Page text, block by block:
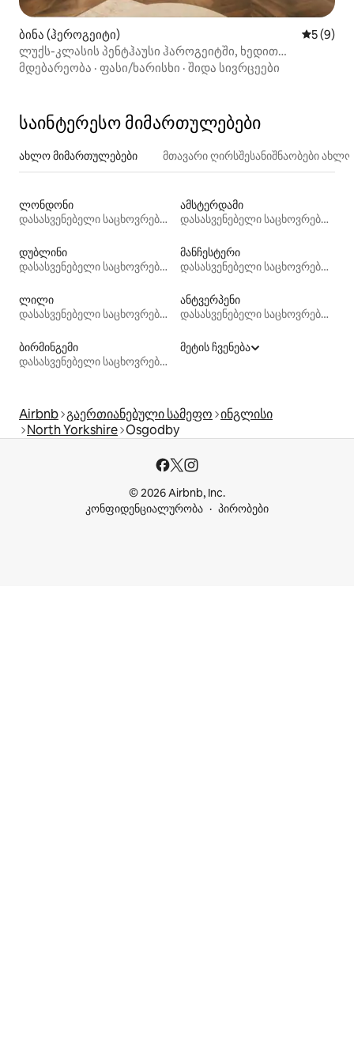
ბინა (ჰეროგეიტი) საშუალო
5 (9)
ლუქს-კლასის პენტჰაუსი ჰაროგეიტში, ხედით
The Stray‑ზე
მდებარეობა · ფასი/ხარისხი · შიდა სივრცეები
საინტერესო მიმართულებები
ახლო მიმართულებები მთავარი ღირსშესანიშნაობები
ლონდონი
დასასვენებელი საცხოვრებლები
ამსტერდამი
დასასვენებელი საცხოვრებლები
დუბლინი
დასასვენებელი საცხოვრებლები
მანჩესტერი
დასასვენებელი საცხოვრებლები
ლილი
დასასვენებელი საცხოვრებლები
ანტვერპენი
დასასვენებელი საცხოვრებლები
ბირმინგემი
დასასვენებელი საცხოვრებლები
მეტის ჩვენება
Airbnb გაერთიანებული სამეფო ინგლისი
North Yorkshire Osgodby
© 2026 Airbnb, Inc.
კონფიდენციალურობა
პირობები